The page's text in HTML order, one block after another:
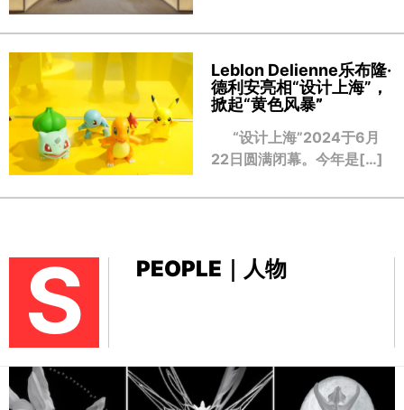
Leblon Delienne乐布隆·
德利安亮相“设计上海”，
掀起“黄色风暴”
“设计上海”2024于6月
22日圆满闭幕。今年是[…]
S PEOPLE｜人物